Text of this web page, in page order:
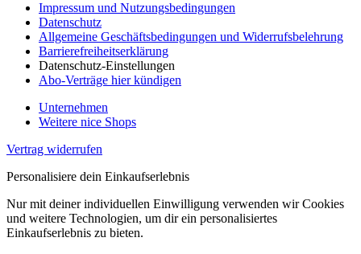
Impressum und Nutzungsbedingungen
Datenschutz
Allgemeine Geschäftsbedingungen und Widerrufsbelehrung
Barrierefreiheitserklärung
Datenschutz-Einstellungen
Abo-Verträge hier kündigen
Unternehmen
Weitere nice Shops
Vertrag widerrufen
Personalisiere dein Einkaufserlebnis
Nur mit deiner individuellen Einwilligung verwenden wir Cookies
und weitere Technologien, um dir ein personalisiertes
Einkaufserlebnis zu bieten.